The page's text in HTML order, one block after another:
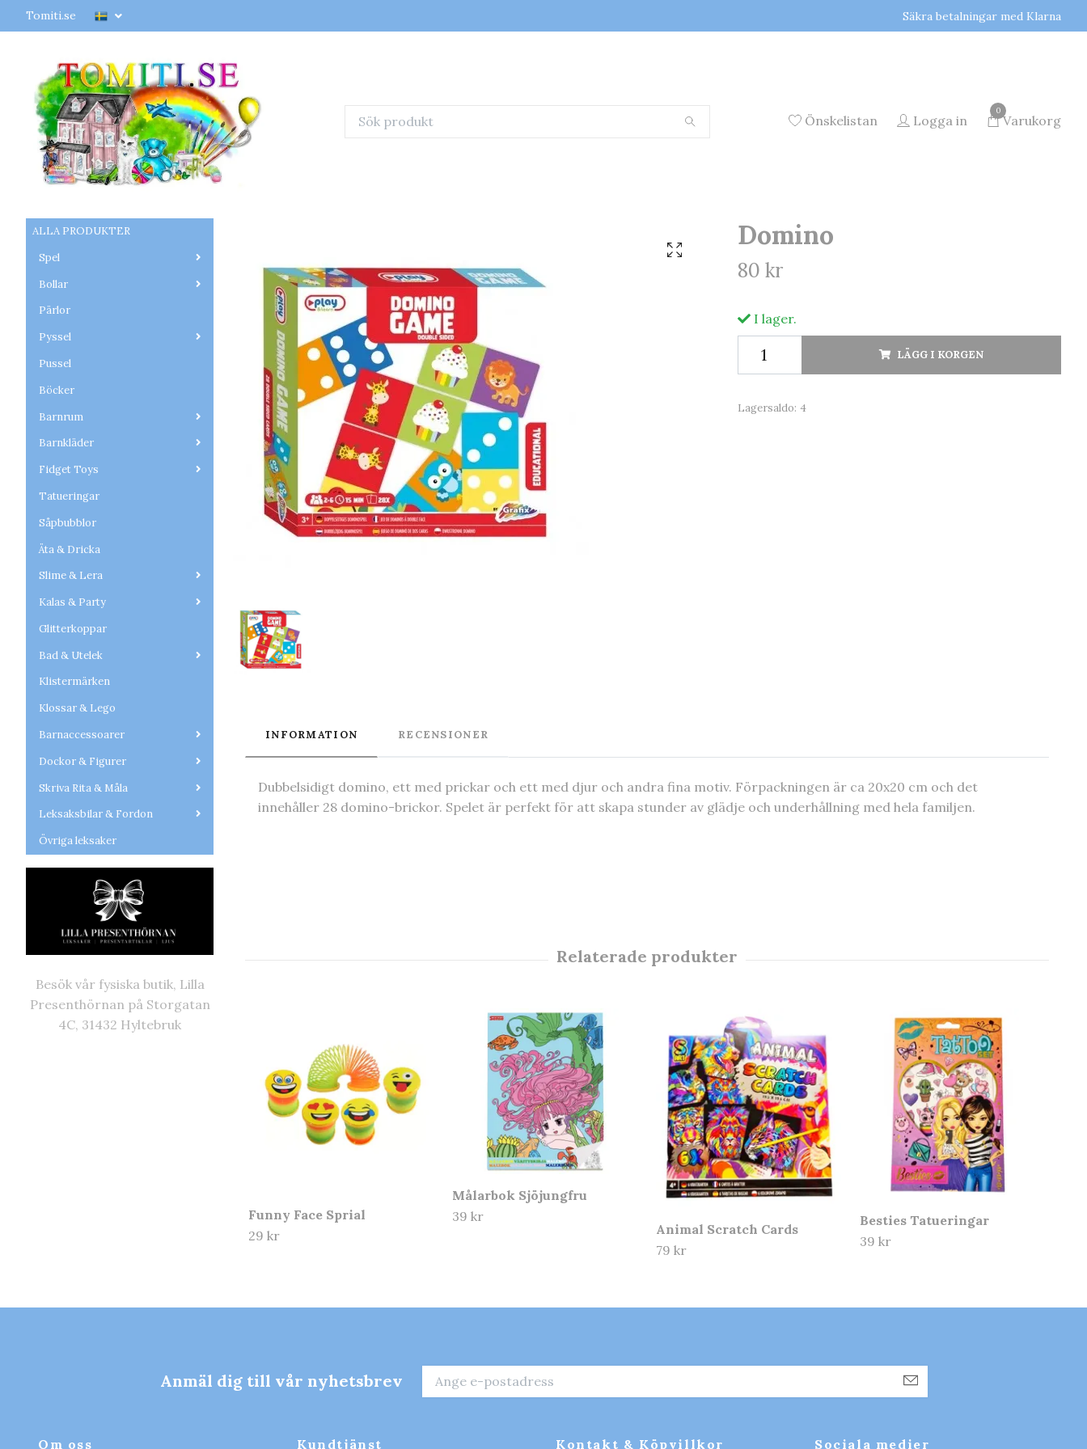
Tomiti.se Säkra betalningar med Klarna
Önskelistan Logga in
0
Varukorg
ALLA PRODUKTER
Spel
Bollar
Pärlor
Pyssel
Pussel
Böcker
Barnrum
Barnkläder
Fidget Toys
Tatueringar
Såpbubblor
Äta & Dricka
Slime & Lera
Kalas & Party
Glitterkoppar
Bad & Utelek
Klistermärken
Klossar & Lego
Barnaccessoarer
Dockor & Figurer
Skriva Rita & Måla
Leksaksbilar & Fordon
Övriga leksaker
Besök vår fysiska butik, Lilla
Presenthörnan på Storgatan
4C, 31432 Hyltebruk
Domino
80 kr
I lager.
LÄGG I KORGEN
Lagersaldo: 4
INFORMATION RECENSIONER
Dubbelsidigt domino, ett med prickar och ett med djur och andra fina motiv. Förpackningen är ca 20x20 cm och det
innehåller 28 domino-brickor. Spelet är perfekt för att skapa stunder av glädje och underhållning med hela familjen.
Funny Face Sprial
29 kr
Målarbok Sjöjungfru
39 kr
Animal Scratch Cards
79 kr
Besties Tatueringar
39 kr
Anmäl dig till vår nyhetsbrev
Om oss Kundtjänst Kontakt & Köpvillkor Sociala medier